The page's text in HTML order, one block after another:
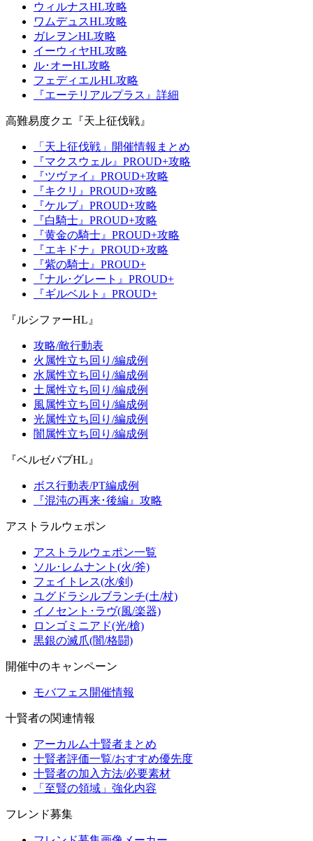
ウィルナスHL攻略
ワムデュスHL攻略
ガレヲンHL攻略
イーウィヤHL攻略
ル･オーHL攻略
フェディエルHL攻略
『エーテリアルプラス』詳細
高難易度クエ『天上征伐戦』
「天上征伐戦」開催情報まとめ
『マクスウェル』PROUD+攻略
『ツヴァイ』PROUD+攻略
『キクリ』PROUD+攻略
『ケルブ』PROUD+攻略
『白騎士』PROUD+攻略
『黄金の騎士』PROUD+攻略
『エキドナ』PROUD+攻略
『紫の騎士』PROUD+
『ナル･グレート』PROUD+
『ギルベルト』PROUD+
『ルシファーHL』
攻略/敵行動表
火属性立ち回り/編成例
水属性立ち回り/編成例
土属性立ち回り/編成例
風属性立ち回り/編成例
光属性立ち回り/編成例
闇属性立ち回り/編成例
『ベルゼバブHL』
ボス行動表/PT編成例
『混沌の再来･後編』攻略
アストラルウェポン
アストラルウェポン一覧
ソル･レムナント(火/斧)
フェイトレス(水/剣)
ユグドラシルブランチ(土/杖)
イノセント･ラヴ(風/楽器)
ロンゴミニアド(光/槍)
黒銀の滅爪(闇/格闘)
開催中のキャンペーン
モバフェス開催情報
十賢者の関連情報
アーカルム十賢者まとめ
十賢者評価一覧/おすすめ優先度
十賢者の加入方法/必要素材
「至賢の領域」強化内容
フレンド募集